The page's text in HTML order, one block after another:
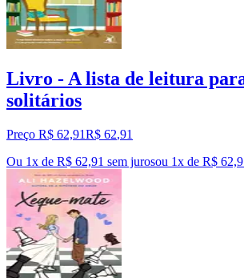
Livro - A lista de leitura
solitários
Preço R$ 62,91R$ 62,91
Ou 1x de R$ 62,91 sem jurosou 1x de R$